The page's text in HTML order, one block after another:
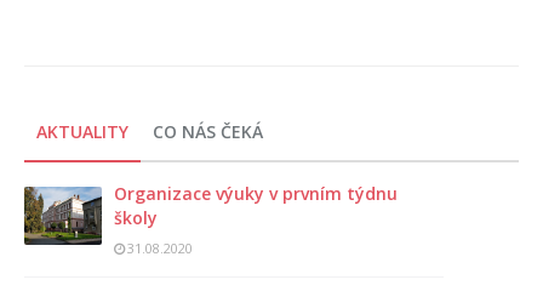
AKTUALITY CO NÁS ČEKÁ
Organizace výuky v prvním týdnu
školy
31.08.2020